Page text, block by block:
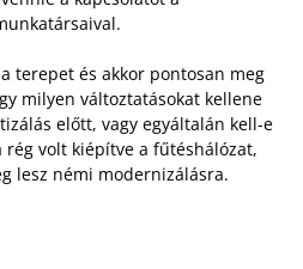
terepet és akkor pontosan meg
milyen változtatásokat kellene
előtt, vagy egyáltalán kell-e
volt kiépítve a fűtéshálózat,
lesz némi modernizálásra.